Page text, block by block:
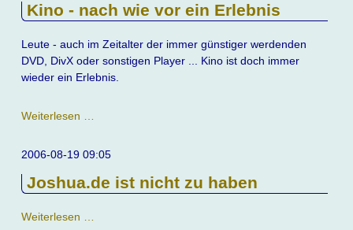
Kino - nach wie vor ein Erlebnis
Leute - auch im Zeitalter der immer günstiger werdenden
DVD, DivX oder sonstigen Player ... Kino ist doch immer
wieder ein Erlebnis.
Weiterlesen …
nach
vor
ein
2006-08-19 09:05
Joshua.de ist nicht zu haben
Weiterlesen …